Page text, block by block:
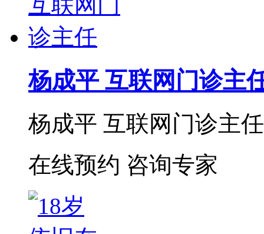
杨成平 互联网门诊主
杨成平 互联网门诊主
在线预约 咨询专家